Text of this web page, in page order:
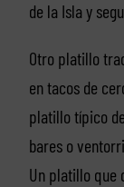
de la Isla y
Otro platillo
en tacos de
platillo típico
bares o
Un platillo que